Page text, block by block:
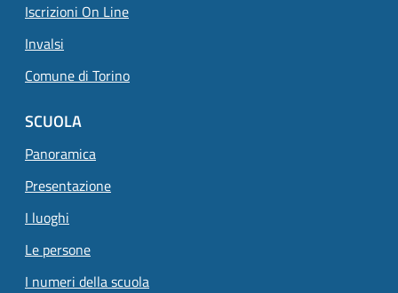
Iscrizioni On Line
Invalsi
Comune di Torino
SCUOLA
Panoramica
Presentazione
I luoghi
Le persone
I numeri della scuola